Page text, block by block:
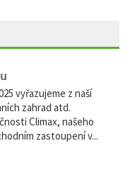
vyřazujeme z naší
zahrad atd.
Climax, našeho
zastoupení v...